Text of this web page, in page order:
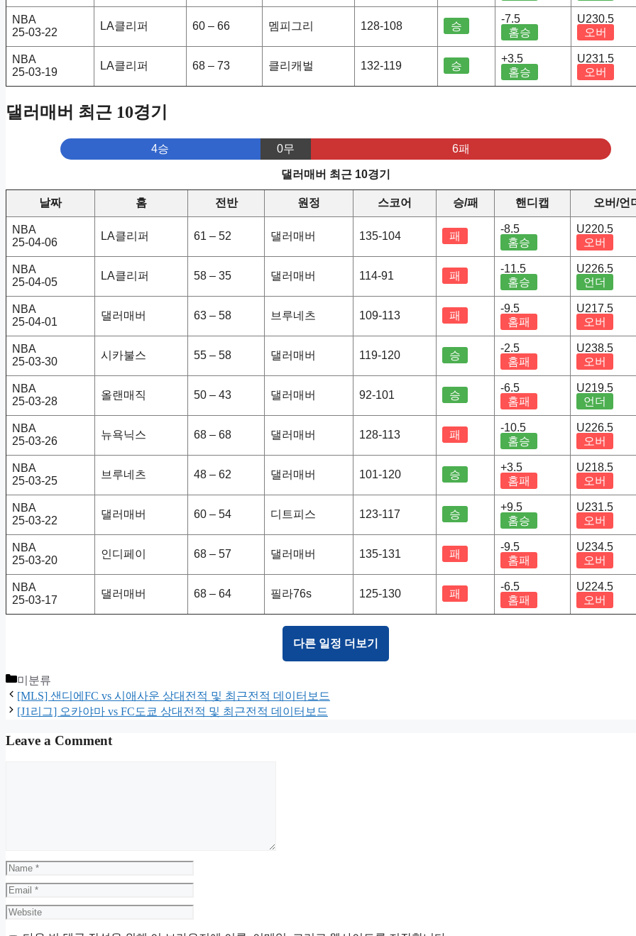
NBA
25-03-22
LA클리퍼 60 – 66 멤피그리 128-108 승
-7.5
홈승
U230.5
오버
NBA
25-03-19
LA클리퍼 68 – 73 클리캐벌 132-119 승
+3.5
홈승
U231.5
오버
댈러매버 최근 10경기
4승 0무 6패
댈러매버 최근 10경기
날짜 홈 전반 원정 스코어 승/패 핸디캡 오버/언
NBA
25-04-06
LA클리퍼 61 – 52 댈러매버 135-104 패
-8.5
홈승
U220.5
오버
NBA
25-04-05
LA클리퍼 58 – 35 댈러매버 114-91 패
-11.5
홈승
U226.5
언더
NBA
25-04-01
댈러매버 63 – 58 브루네츠 109-113 패
-9.5
홈패
U217.5
오버
NBA
25-03-30
시카불스 55 – 58 댈러매버 119-120 승
-2.5
홈패
U238.5
오버
NBA
25-03-28
올랜매직 50 – 43 댈러매버 92-101 승
-6.5
홈패
U219.5
언더
NBA
25-03-26
뉴욕닉스 68 – 68 댈러매버 128-113 패
-10.5
홈승
U226.5
오버
NBA
25-03-25
브루네츠 48 – 62 댈러매버 101-120 승
+3.5
홈패
U218.5
오버
NBA
25-03-22
댈러매버 60 – 54 디트피스 123-117 승
+9.5
홈승
U231.5
오버
NBA
25-03-20
인디페이 68 – 57 댈러매버 135-131 패
-9.5
홈패
U234.5
오버
NBA
25-03-17
댈러매버 68 – 64 필라76s 125-130 패
-6.5
홈패
U224.5
오버
다른 일정 더보기
Categories
미분류
[MLS] 샌디에FC vs 시애사운 상대전적 및 최근전적 데이터보드
[J1리그] 오카야마 vs FC도쿄 상대전적 및 최근전적 데이터보드
Leave a Comment
Name
Email
Website